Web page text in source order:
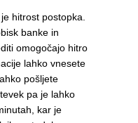
hitrost postopka.
banke in
omogočajo hitro
lahko vnesete
pošljete
pa je lahko
kar je